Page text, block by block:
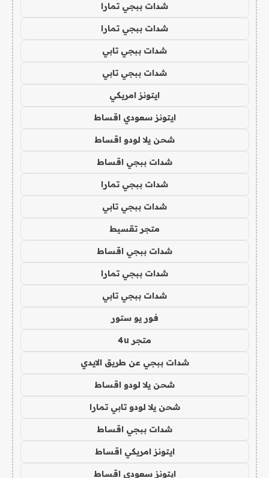
شدات ببجي تمارا
شدات ببجي تمارا
شدات ببجي تابي
شدات ببجي تابي
ايتونز امريكي
ايتونز سعودي اقساط
شحن يلا لودو اقساط
شدات ببجي اقساط
شدات ببجي تمارا
شدات ببجي تابي
متجر تقسيط
شدات ببجي اقساط
شدات ببجي تمارا
شدات ببجي تابي
فور يو ستور
متجر 4u
شدات ببجي عن طريق الايدي
شحن يلا لودو اقساط
شحن يلا لودو تابي تمارا
شدات ببجي اقساط
ايتونز امريكي اقساط
ايتونز سعودي اقساط